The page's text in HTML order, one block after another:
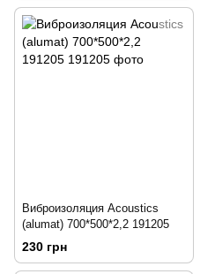
Виброизоляция Acoustics
(alumat) 700*500*2,2 191205
230 грн